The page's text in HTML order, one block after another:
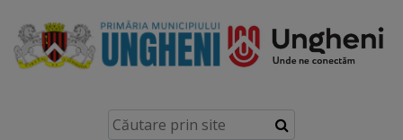
Ungheni
Prezentare